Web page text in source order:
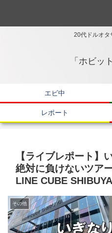
20代ドルオタ
「ホビッ
エビ中
レポート
【ライブレポート】
絶対に負けないツア
LINE CUBE SHIBUYA
その他